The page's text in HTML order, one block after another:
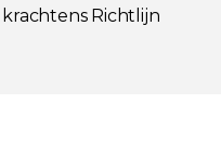
Richtlijn